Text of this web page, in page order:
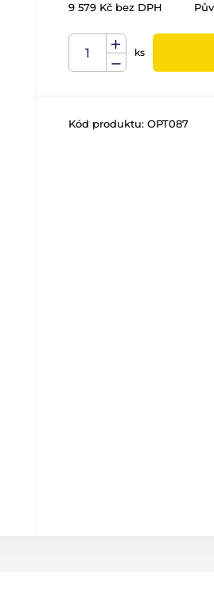
9 579 Kč bez DPH
ks
Kód produktu: OPT087